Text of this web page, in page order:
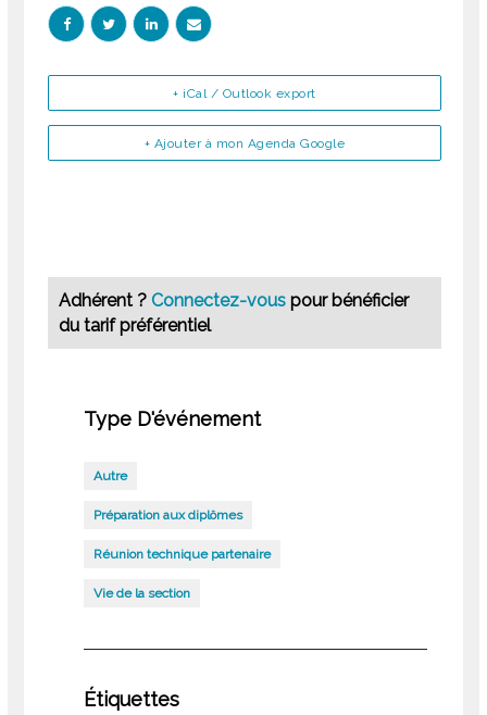
+ Ajouter à mon Agenda Google
+ iCal / Outlook export
Adhérent ?Connectez-vouspour bénéficier
du tarif préférentiel
Type D'événement
Autre
Préparation aux diplômes
Réunion technique partenaire
Vie de la section
Étiquettes